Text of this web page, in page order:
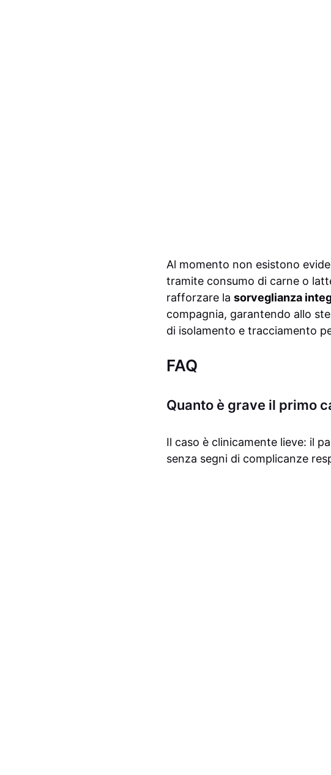
Al momento non esistono
tramite consumo di carne o
rafforzare la sorveglianza
compagnia, garantendo allo
di isolamento e tracciamento
FAQ
Quanto è grave il primo
Il caso è clinicamente lieve: il
senza segni di complicanze